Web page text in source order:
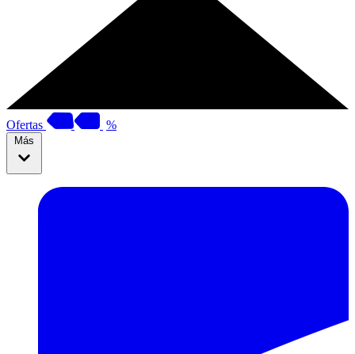
Ofertas %
Más